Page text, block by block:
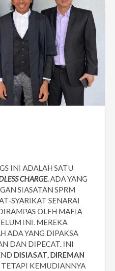
INI ADALAH SATU
CHARGE.ADA YANG
SIASATAN SPRM
SYARIKAT SENARAI
OLEH MAFIA
INI. MEREKA
ADA YANG DIPAKSA
DAN DIPECAT. INI
DISIASAT, DIREMAN
TETAPI KEMUDIANNYA